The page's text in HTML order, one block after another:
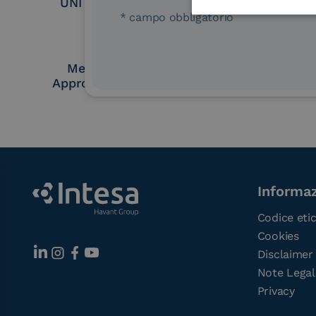
Membro Adobe
Approved Trust List
* campo obbligatorio
Codice
Cookies
Disclaimer
Note
Privacy